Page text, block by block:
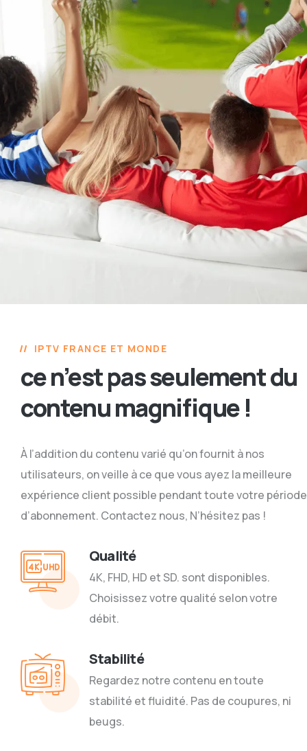
IPTV FRANCE ET MONDE
ce n’est pas seulement du
contenu magnifique !
À l’addition du contenu varié qu’on fournit à nos
utilisateurs, on veille à ce que vous ayez la meilleure
expérience client possible pendant toute votre période
d’abonnement. Contactez nous, N’hésitez pas !
Qualité
4K, FHD, HD et SD. sont disponibles.
Choisissez votre qualité selon votre
débit.
Stabilité
Regardez notre contenu en toute
stabilité et fluidité. Pas de coupures, ni
beugs.